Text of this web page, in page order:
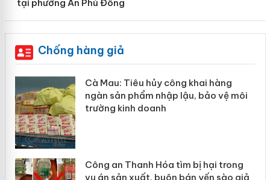
tại phường An Phú Đông
Chống hàng giả
Cà Mau: Tiêu hủy công khai hàng
ngàn sản phẩm nhập lậu, bảo vệ môi
trường kinh doanh
Công an Thanh Hóa tìm bị hại trong
vụ án sản xuất, buôn bán yến sào giả